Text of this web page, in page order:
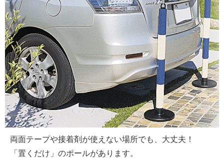
両面テープや接着剤が使えない場所でも、大丈夫！
「置くだけ」のポールがあります。